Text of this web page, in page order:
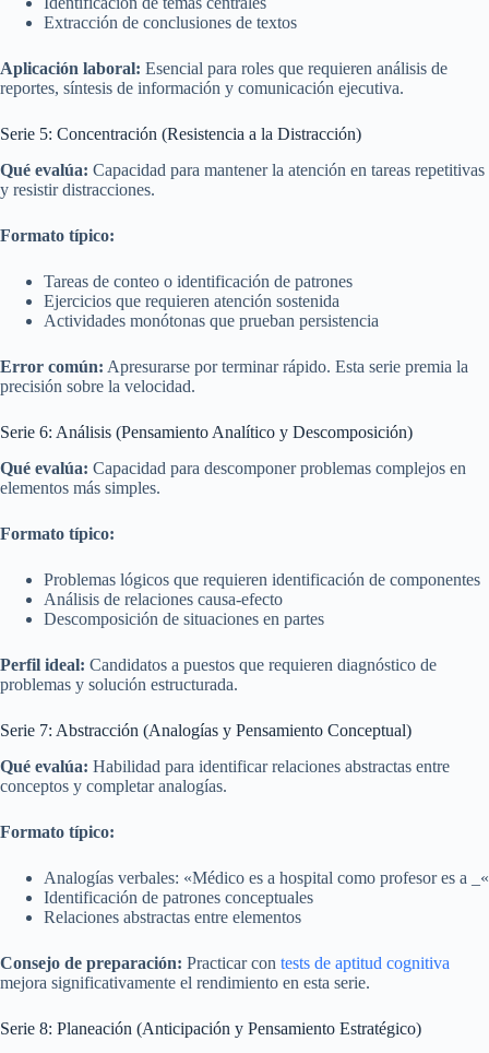
Extracción de conclusiones de textos
Aplicación laboral: Esencial para roles que requieren análisis de
reportes, síntesis de información y comunicación ejecutiva.
Serie 5: Concentración (Resistencia a la Distracción)
Qué evalúa: Capacidad para mantener la atención en tareas repetitivas
y resistir distracciones.
Formato típico:
Tareas de conteo o identificación de patrones
Ejercicios que requieren atención sostenida
Actividades monótonas que prueban persistencia
Error común: Apresurarse por terminar rápido. Esta serie premia la
precisión sobre la velocidad.
Serie 6: Análisis (Pensamiento Analítico y Descomposición)
Qué evalúa: Capacidad para descomponer problemas complejos en
elementos más simples.
Formato típico:
Problemas lógicos que requieren identificación de componentes
Análisis de relaciones causa-efecto
Descomposición de situaciones en partes
Perfil ideal: Candidatos a puestos que requieren diagnóstico de
problemas y solución estructurada.
Serie 7: Abstracción (Analogías y Pensamiento Conceptual)
Qué evalúa: Habilidad para identificar relaciones abstractas entre
conceptos y completar analogías.
Formato típico:
Analogías verbales: «Médico es a hospital como profesor es a
«
Identificación de patrones conceptuales
Relaciones abstractas entre elementos
Consejo de preparación: Practicar con tests de aptitud cognitiva
mejora significativamente el rendimiento en esta serie.
Serie 8: Planeación (Anticipación y Pensamiento Estratégico)